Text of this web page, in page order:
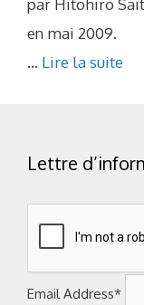
par Hitohiro
en mai 2009.
... Lire la suite
Lettre
Email Address*